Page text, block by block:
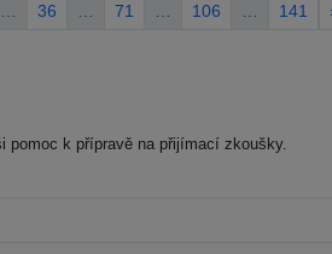
36 71 106 141
pomoc k přípravě na přijímací zkoušky.